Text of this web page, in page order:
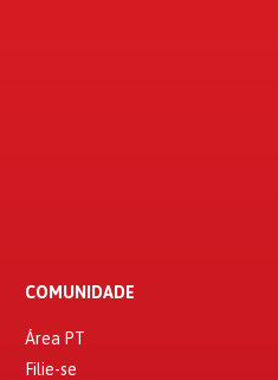
COMUNIDADE
Área PT
Filie-se